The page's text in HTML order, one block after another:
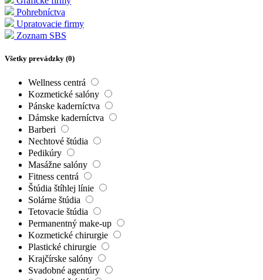
Pohrebníctva
Upratovacie firmy
Zoznam SBS
Všetky prevádzky (0)
Wellness centrá
Kozmetické salóny
Pánske kaderníctva
Dámske kaderníctva
Barberi
Nechtové štúdia
Pedikúry
Masážne salóny
Fitness centrá
Štúdia štíhlej línie
Solárne štúdia
Tetovacie štúdia
Permanentný make-up
Kozmetické chirurgie
Plastické chirurgie
Krajčírske salóny
Svadobné agentúry